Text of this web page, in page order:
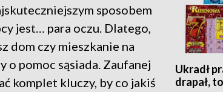
Ukradł
drapał,
sposobem
jest… para oczu. Dlatego,
dom czy mieszkanie na
o pomoc sąsiada. Zaufanej
komplet kluczy, by co jakiś